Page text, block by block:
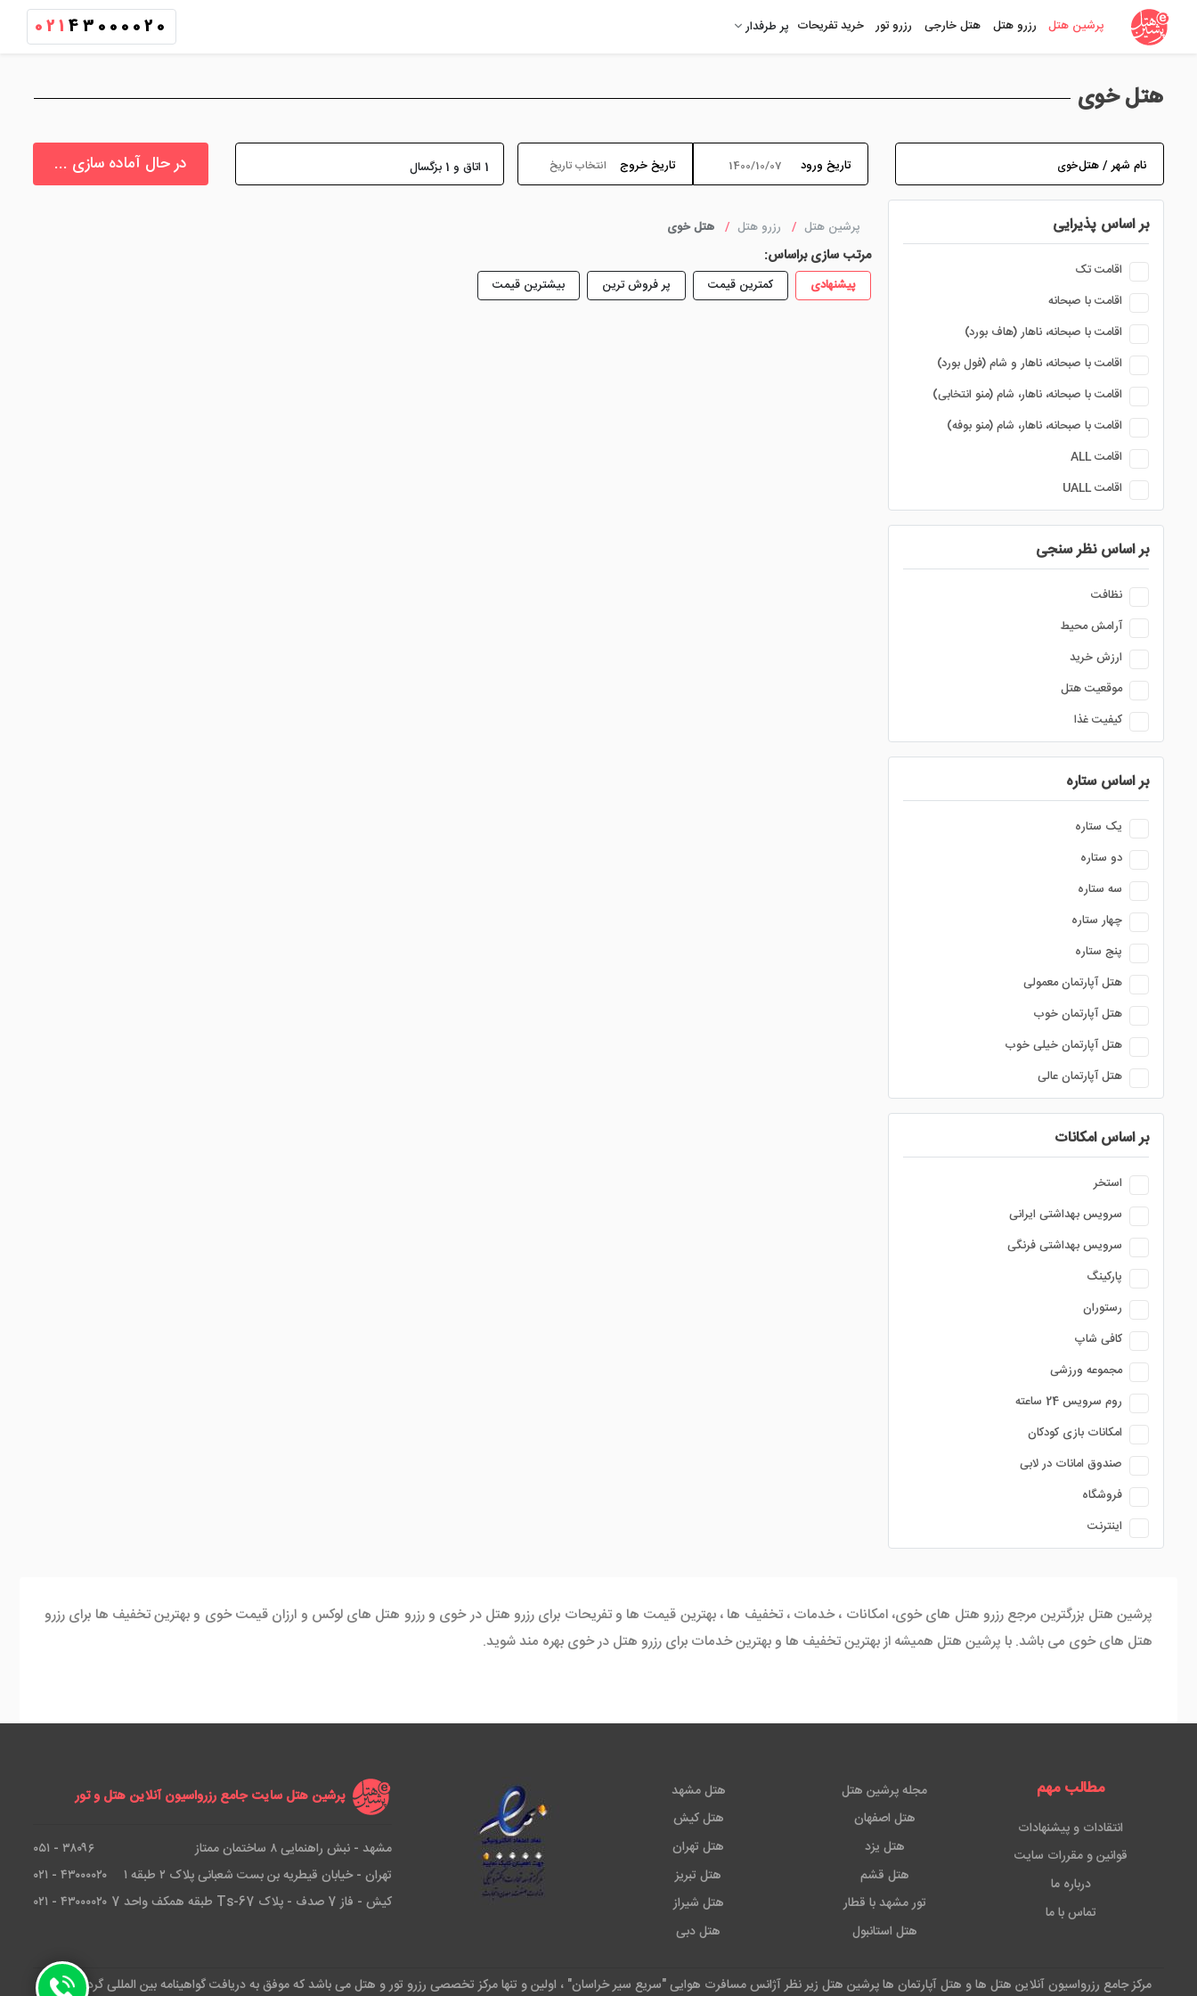
پرشین هتل رزرو هتل هتل خارجی رزرو تور خرید تفریحات پر طرفدار 021 43000020
هتل خوی
نام شهر / هتل تاریخ ورود تاریخ خروج 1 اتاق و 1 بزگسال در حال آماده سازی ...
بر اساس پذیرایی
اقامت تک
اقامت با صبحانه
اقامت با صبحانه، ناهار (هاف بورد)
اقامت با صبحانه، ناهار و شام (فول بورد)
اقامت با صبحانه، ناهار، شام (منو انتخابی)
اقامت با صبحانه، ناهار، شام (منو بوفه)
اقامت ALL
اقامت UALL
بر اساس نظر سنجی
نظافت
آرامش محیط
ارزش خرید
موقعیت هتل
کیفیت غذا
بر اساس ستاره
یک ستاره
دو ستاره
سه ستاره
چهار ستاره
پنج ستاره
هتل آپارتمان معمولی
هتل آپارتمان خوب
هتل آپارتمان خیلی خوب
هتل آپارتمان عالی
بر اساس امکانات
استخر
سرویس بهداشتی ایرانی
سرویس بهداشتی فرنگی
پارکینگ
رستوران
کافی شاپ
مجموعه ورزشی
روم سرویس 24 ساعته
امکانات بازی کودکان
صندوق امانات در لابی
فروشگاه
اینترنت
پرشین هتل رزرو هتل هتل خوی
مرتب سازی براساس:
پیشنهادی کمترین قیمت پر فروش ترین بیشترین قیمت
پرشین هتل بزرگترین مرجع رزرو هتل های خوی، امکانات ، خدمات ، تخفیف ها ، بهترین قیمت ها و تفریحات برای رزرو هتل در خوی و رزرو هتل های لوکس و ارزان قیمت خوی و بهترین تخفیف ها برای رزرو
هتل های خوی می باشد. با پرشین هتل همیشه از بهترین تخفیف ها و بهترین خدمات برای رزرو هتل در خوی بهره مند شوید.
مطالب مهم
انتقادات و پیشنهادات
قوانین و مقررات سایت
درباره ما
تماس با ما
مجله پرشین هتل
هتل اصفهان
هتل یزد
هتل قشم
تور مشهد با قطار
هتل استانبول
هتل مشهد
هتل کیش
هتل تهران
هتل تبریز
هتل شیراز
هتل دبی
پرشین هتل سایت جامع رزرواسیون آنلاین هتل و تور
مشهد - نبش راهنمایی ۸ ساختمان ممتاز
۳۸۰۹۶ - ۰۵۱
تهران - خیابان قیطریه بن بست شعبانی پلاک ۲ طبقه ۱
۴۳۰۰۰۰۲۰ - ۰۲۱
کیش - فاز 7 صدف - پلاک Ts-67 طبقه همکف واحد 7
۴۳۰۰۰۰۲۰ - ۰۲۱
مرکز جامع رزرواسیون آنلاین هتل ها و هتل آپارتمان ها پرشین هتل زیر نظر آژانس مسافرت هوایی "سریع سیر خراسان" ، اولین و تنها مرکز تخصصی رزرو تور و هتل می باشد که موفق به دریافت گواهینامه بین المللی گردشگری و